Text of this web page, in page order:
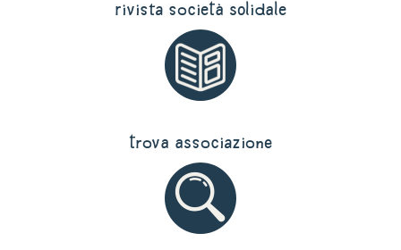
rivista società solidale
trova associazione